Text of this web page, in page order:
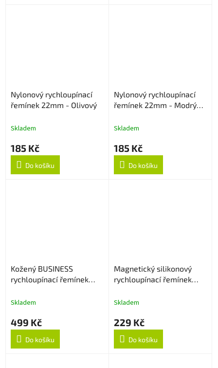
Nylonový rychloupínací
řemínek 22mm - Olivový
Skladem
185 Kč
Do košíku
Nylonový rychloupínací
řemínek 22mm - Modrý
Skladem
185 Kč
Do košíku
Kožený BUSINESS
rychloupínací řemínek
Skladem
499 Kč
Do košíku
Magnetický silikonový
rychloupínací řemínek
Skladem
229 Kč
Do košíku